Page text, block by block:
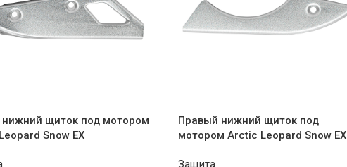
щиток под мотором
Snow EX
Правый нижний щиток под
мотором Arctic Leopard Snow EX
Защита